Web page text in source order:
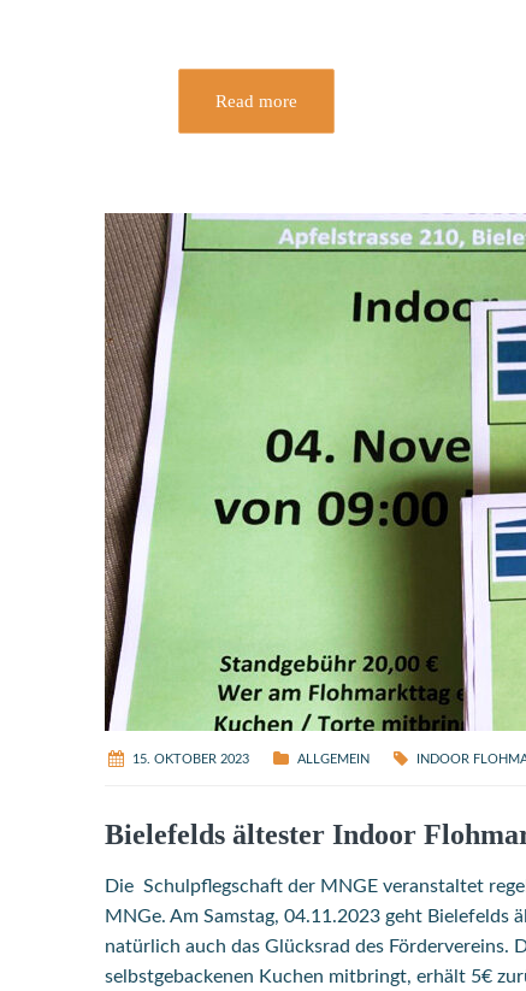
Read more
15. OKTOBER 2023 ALLGEMEIN INDOOR
Bielefelds ältester Indoor
Die Schulpflegschaft der MNGE veranstaltet
MNGe. Am Samstag, 04.11.2023 geht
natürlich auch das Glücksrad des Fördervereins.
selbstgebackenen Kuchen mitbringt, erhält 5€